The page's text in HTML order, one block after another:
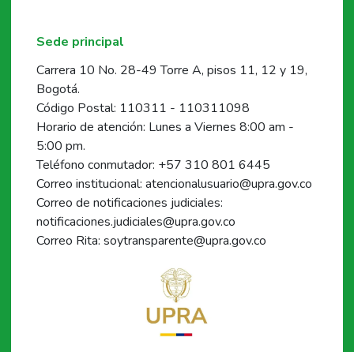
Sede principal
Carrera 10 No. 28-49 Torre A, pisos 11, 12 y 19,
Bogotá.
Código Postal: 110311 - 110311098
Horario de atención: Lunes a Viernes 8:00 am -
5:00 pm.
Teléfono conmutador: +57 310 801 6445
Correo institucional: atencionalusuario@upra.gov.co
Correo de notificaciones judiciales:
notificaciones.judiciales@upra.gov.co
Correo Rita: soytransparente@upra.gov.co